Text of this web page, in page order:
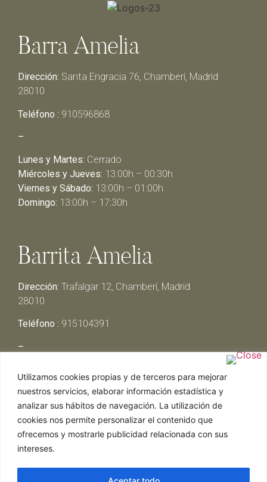
Utilizamos cookies propias y de terceros para mejorar
nuestros servicios, elaborar información estadística y
analizar sus hábitos de navegación. La utilización de
cookies nos permite personalizar el contenido que
ofrecemos y mostrarle publicidad relacionada con sus
intereses.
Barra Amelia
Dirección: Santa Engracia 76, Chamberí, Madrid
28010
Teléfono : 910596868
–
Lunes y Martes: Cerrado
Miércoles y Jueves: 13:00h – 00:30h
Viernes y Sábado: 13:00h – 01:00h
Domingo: 13:00h – 17:30h
Barrita Amelia
Dirección: Trafalgar 12, Chamberí, Madrid
28010
Teléfono : 915104391
–
Miércoles y Jueves:13:00h – 00:30h
Viernes y Sábado: 13:00h – 01:00h
Domingo:13:00h – 17:30h